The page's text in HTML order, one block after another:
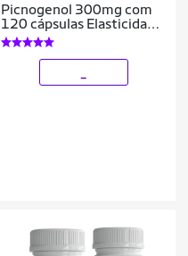
Picnogenol 300mg com
120 cápsulas Elasticidade
da Pele